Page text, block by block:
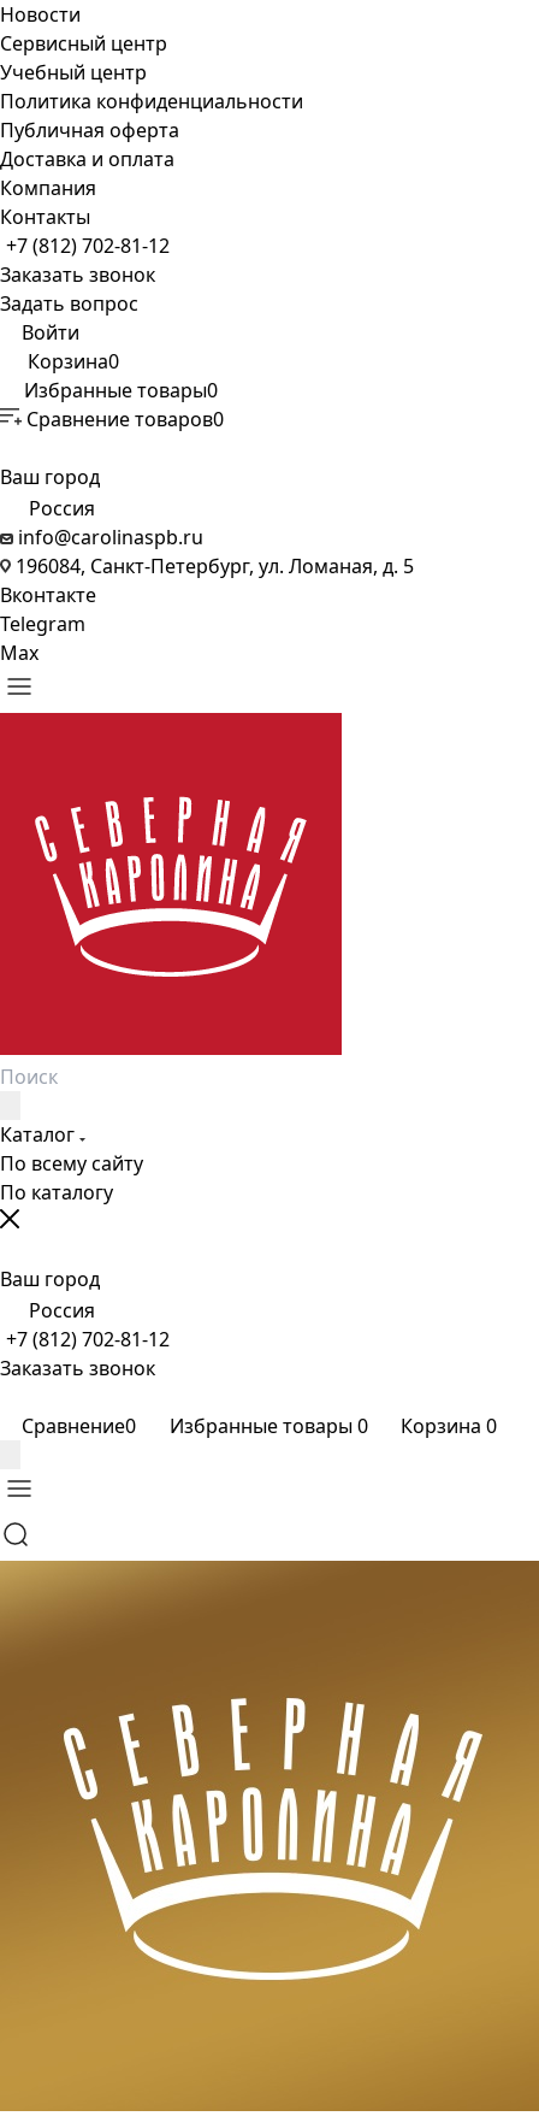
Новости
Сервисный центр
Учебный центр
Политика конфиденциальности
Публичная оферта
Доставка и оплата
Компания
Контакты
+7 (812) 702-81-12
Заказать звонок
Задать вопрос
Войти
Корзина0
Избранные товары0
Сравнение товаров0
Ваш город
Россия
info@carolinaspb.ru
196084, Санкт-Петербург, ул. Ломаная, д. 5
Вконтакте
Telegram
Max
Каталог
По всему сайту
По каталогу
Ваш город
Россия
+7 (812) 702-81-12
Заказать звонок
Сравнение0 Избранные товары0 Корзина 0